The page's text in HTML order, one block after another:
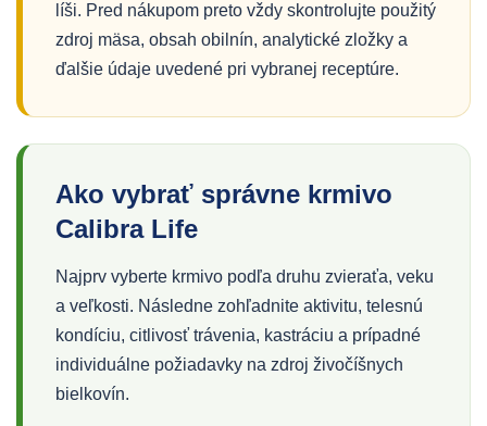
líši. Pred nákupom preto vždy skontrolujte použitý
zdroj mäsa, obsah obilnín, analytické zložky a
ďalšie údaje uvedené pri vybranej receptúre.
Ako vybrať správne krmivo
Calibra Life
Najprv vyberte krmivo podľa druhu zvieraťa, veku
a veľkosti. Následne zohľadnite aktivitu, telesnú
kondíciu, citlivosť trávenia, kastráciu a prípadné
individuálne požiadavky na zdroj živočíšnych
bielkovín.